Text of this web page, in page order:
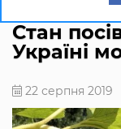
Стан
Україні
22 серпня 2019